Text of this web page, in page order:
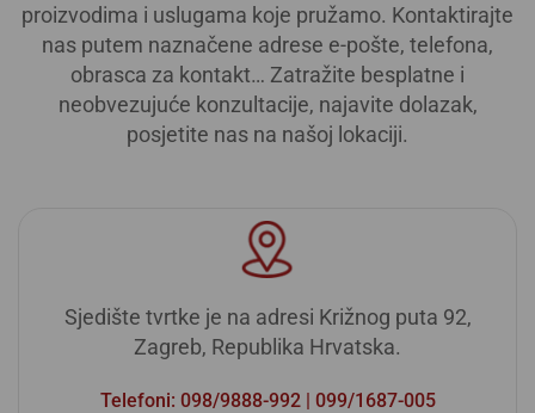
proizvodima i uslugama koje pružamo. Kontaktirajte
nas putem naznačene adrese e-pošte, telefona,
obrasca za kontakt… Zatražite besplatne i
neobvezujuće konzultacije, najavite dolazak,
posjetite nas na našoj lokaciji.
Sjedište tvrtke je na adresi Križnog puta 92,
Zagreb, Republika Hrvatska.
Telefoni: 098/9888-992 | 099/1687-005